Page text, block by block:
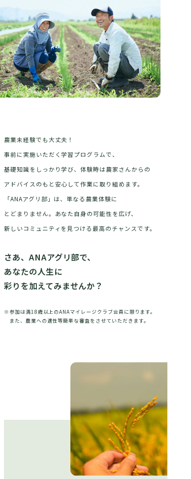
すでにアグリ部員の方はこちら
アグリ部会員ご登録がまだの方はこちら
農業未経験でも大丈夫！
事前に実施いただく学習プログラムで、
基礎知識をしっかり学び、体験時は農家さんからの
アドバイスのもと安心して作業に取り組めます。
「ANAアグリ部」は、単なる農業体験に
とどまりません。 あなた自身の可能性を広げ、
新しいコミュニティを見つける最高のチャンスです。
さあ、ANAアグリ部で、
あなたの人生に
彩りを加えてみませんか？
※参加は満18歳以上のANAマイレージクラブ会員に限ります。
また、農業への適性等簡単な審査をさせていただきます。